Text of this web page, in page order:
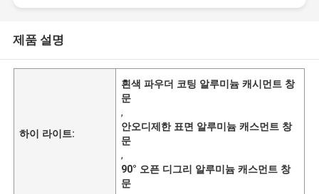
제품 설명
하이 라이트:
흰색 파우더 코팅 알루미늄 캐시먼트 창
문
,
안오디제한 표면 알루미늄 캐스먼트 창
문
,
90° 오픈 디그리 알루미늄 캐스먼트 창
문